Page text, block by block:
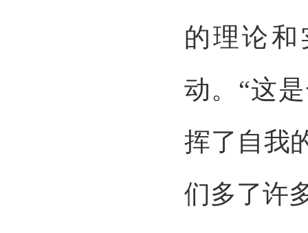
的理论
动。“这
挥了自我
们多了许